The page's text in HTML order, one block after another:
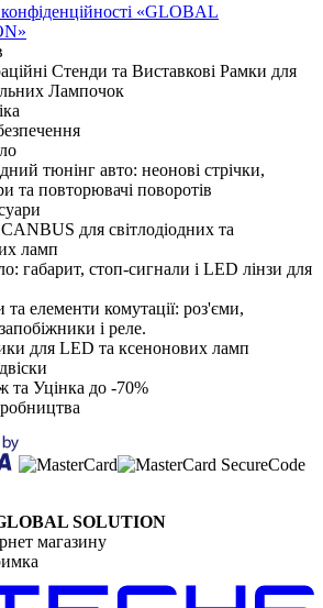
«GLOBAL
Стенди та Виставкові Рамки для
Лампочок
тюнінг авто: неонові стрічки,
та повторювачі поворотів
для світлодіодних та
ламп
габарит, стоп-сигнали і LED лінзи для
елементи комутації: роз'єми,
і реле.
для LED та ксенонових ламп
та Уцінка до -70%
SOLUTION
магазину